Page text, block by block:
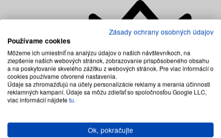
Zásady ochrany osobných údajov
Používame cookies
Môžeme ich umiestniť na analýzu údajov o našich návštevníkoch, na
zlepšenie našich webových stránok, zobrazovanie prispôsobeného obsahu
a na poskytovanie skvelého zážitku z webových stránok. Pre viac informácií o
cookies používame otvorené nastavenia.
Údaje sa zhromažďujú na účely personalizácie reklamy a merania účinnosti
reklamných kampaní. Údaje sa môžu zdieľať so spoločnosťou Google LLC,
viac informácií nájdetetu.
Ok, pokračujte